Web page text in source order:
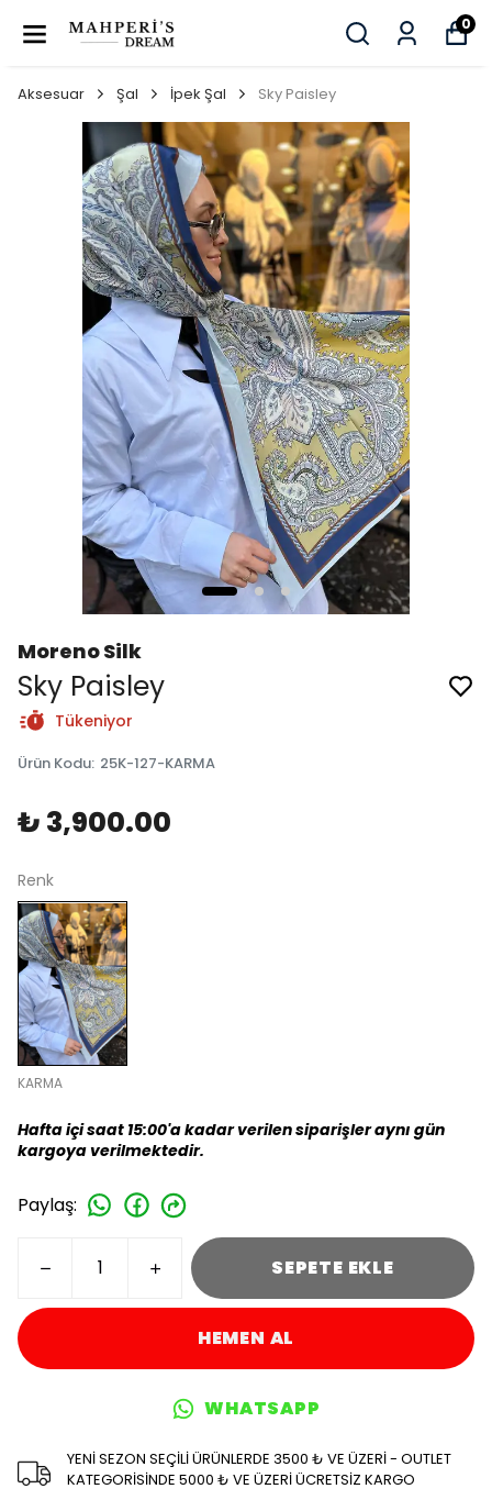
0
Aksesuar Şal İpek Şal Sky Paisley
Moreno Silk
Sky Paisley
Tükeniyor
Ürün Kodu: 25K-127-KARMA
₺ 3,900.00
Renk
KARMA
Hafta içi saat 15:00'a kadar verilen siparişler aynı gün
kargoya verilmektedir.
Paylaş:
SEPETE EKLE
HEMEN AL
WHATSAPP
YENİ SEZON SEÇİLİ ÜRÜNLERDE 3500 ₺ VE ÜZERİ - OUTLET
KATEGORİSİNDE 5000 ₺ VE ÜZERİ ÜCRETSİZ KARGO